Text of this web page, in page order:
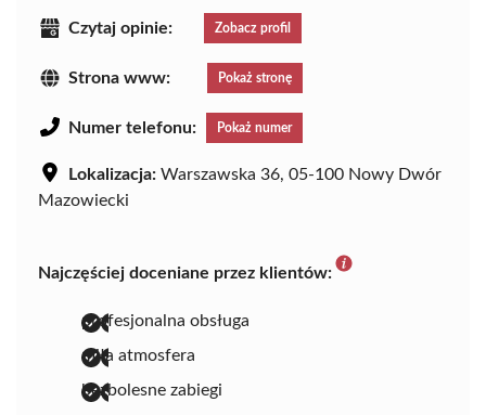
Czytaj opinie: Zobacz profil
Strona www: Pokaż stronę
Numer telefonu: Pokaż numer
Lokalizacja: Warszawska 36, 05-100 Nowy Dwór
Mazowiecki
Najczęściej doceniane przez klientów:
profesjonalna obsługa
miła atmosfera
bezbolesne zabiegi